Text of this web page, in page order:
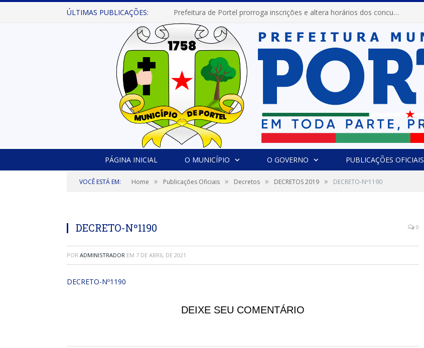
ÚLTIMAS PUBLICAÇÕES: Prefeitura de Portel prorroga inscrições e altera horários dos concursos “Musa” e “Miss Mix Verão 2026”
PÁGINA INICIAL O MUNICÍPIO O GOVERNO PUBLICAÇÕES OFICIAIS
VOCÊ ESTÁ EM: Home » Publicações Oficiais » Decretos » DECRETOS 2019 » DECRETO-Nº1190
DECRETO-Nº1190 0
POR ADMINISTRADOR EM 7 DE ABRIL DE 2021
DECRETO-Nº1190
DEIXE SEU COMENTÁRIO